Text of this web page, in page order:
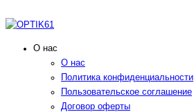
О нас
О нас
Политика конфиденциальности
Пользовательское соглашение
Договор оферты